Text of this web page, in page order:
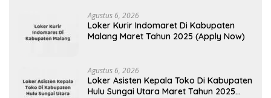
Agustus 6, 2026
Loker Kurir Indomaret Di Kabupaten
Malang Maret Tahun 2025 (Apply Now)
Agustus 6, 2026
Loker Asisten Kepala Toko Di Kabupaten
Hulu Sungai Utara Maret Tahun 2025